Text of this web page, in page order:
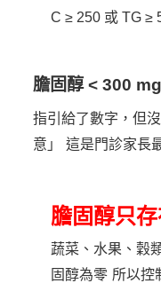
C ≥ 250 或 TG ≥
膽固醇 < 300
指引給了數字，但
意」
這是門診家長
膽固醇只
蔬菜、水果、穀
固醇為零 所以控